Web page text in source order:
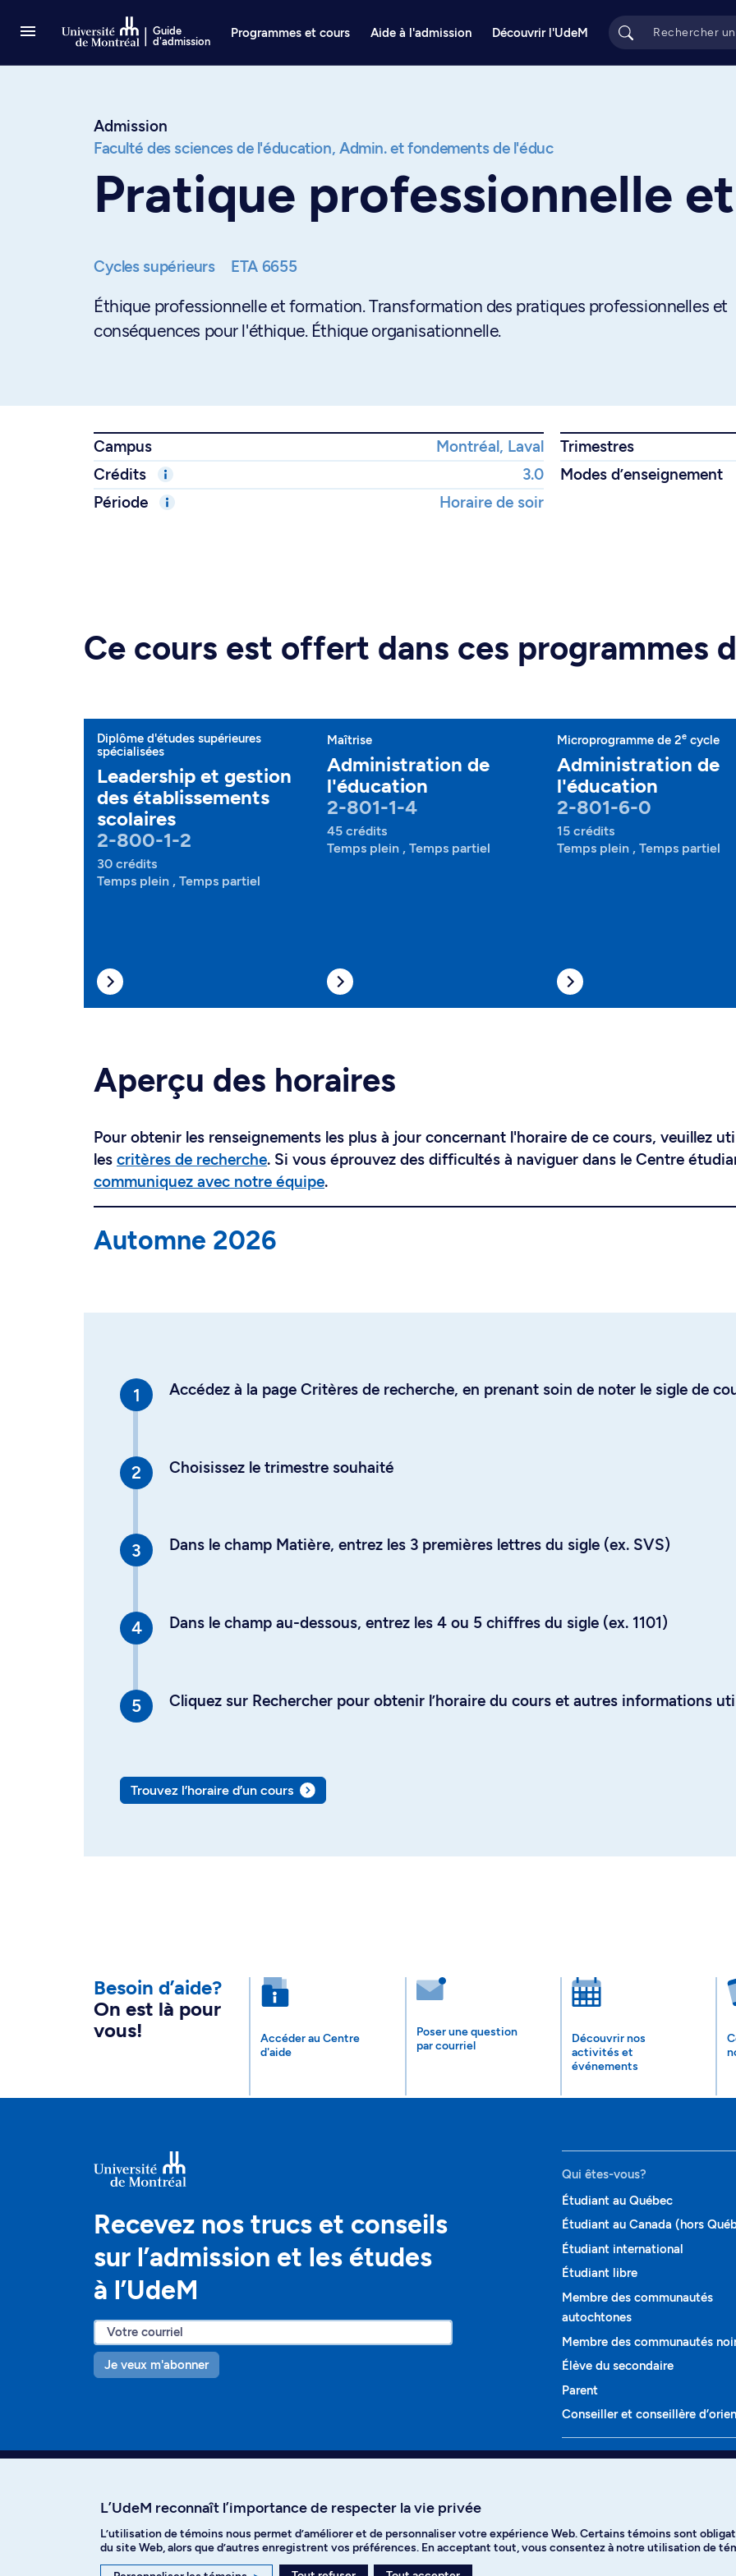
Guide
d'admission
Programmes et cours Aide à l'admission Découvrir l'UdeM
Admission
Faculté des sciences de l'éducation, Admin. et fondements de l'éduc
Pratique professionnelle
Cycles supérieurs ETA 6655
Éthique professionnelle et formation. Transformation des pratiques professionnelles et
conséquences pour l'éthique. Éthique organisationnelle.
Campus Montréal, Laval
Trimestres
Crédits
3.0
Modes d’enseignement
Période
Horaire de soir
Ce cours est offert dans ces programmes
Diplôme d'études supérieures
spécialisées
Leadership et gestion
des établissements
scolaires
2-800-1-2
30 crédits
Temps plein , Temps partiel
Maîtrise
Administration de
l'éducation
2-801-1-4
45 crédits
Temps plein , Temps partiel
Microprogramme de 2e cycle
Administration de
l'éducation
2-801-6-0
15 crédits
Temps plein , Temps partiel
Aperçu des horaires
Pour obtenir les renseignements les plus à jour concernant l'horaire de ce cours, veuillez
les critères de recherche. Si vous éprouvez des difficultés à naviguer dans le Centre
communiquez avec notre équipe.
Automne 2026
Accédez à la page Critères de recherche, en prenant soin de noter le sigle de
Choisissez le trimestre souhaité
Dans le champ Matière, entrez les 3 premières lettres du sigle (ex. SVS)
Dans le champ au-dessous, entrez les 4 ou 5 chiffres du sigle (ex. 1101)
Cliquez sur Rechercher pour obtenir l’horaire du cours et autres informations
Trouvez l’horaire d’un cours
Besoin d’aide?
On est là pour
vous!
Accéder au Centre
d'aide
Poser une question
par courriel
Découvrir nos
activités et
événements
Recevez nos trucs et conseils
sur l’admission et les études
à l’UdeM
Je veux m'abonner
Qui êtes-vous?
Étudiant au Québec
Étudiant au Canada (hors
Étudiant international
Étudiant libre
Membre des communautés
autochtones
Membre des communautés
Élève du secondaire
Parent
Conseiller et conseillère
Programmes et cours
Facebook Instagram TikTok YouTube Spotify
L’UdeM reconnaît l’importance de respecter la vie privée
L’utilisation de témoins nous permet d’améliorer et de personnaliser votre expérience Web. Certains témoins sont
du site Web, alors que d’autres enregistrent vos préférences. En acceptant tout, vous consentez à notre utilisation de